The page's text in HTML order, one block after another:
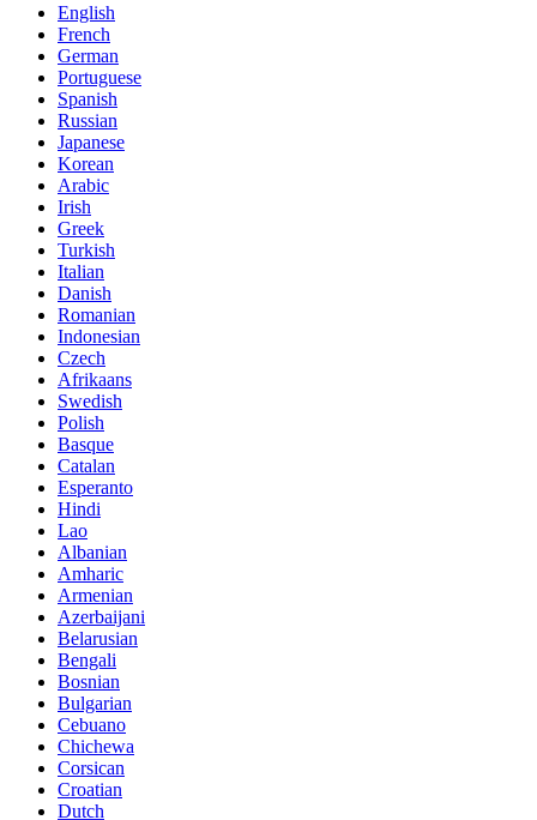
English
French
German
Portuguese
Spanish
Russian
Japanese
Korean
Arabic
Irish
Greek
Turkish
Italian
Danish
Romanian
Indonesian
Czech
Afrikaans
Swedish
Polish
Basque
Catalan
Esperanto
Hindi
Lao
Albanian
Amharic
Armenian
Azerbaijani
Belarusian
Bengali
Bosnian
Bulgarian
Cebuano
Chichewa
Corsican
Croatian
Dutch